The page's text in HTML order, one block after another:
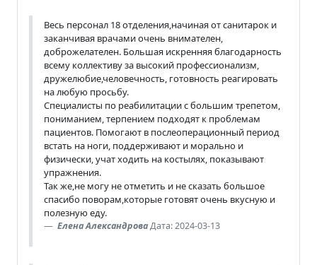
Весь персонал 18 отделения,начиная от санитарок и
заканчивая врачами очень внимателен,
доброжелателен. Большая искренняя благодарность
всему коллективу за высокий профессионализм,
дружелюбие,человечность, готовность реагировать
на любую просьбу.
Специалисты по реабилитации с большим трепетом,
пониманием, терпением подходят к проблемам
пациентов. Помогают в послеоперационный период
встать на ноги, поддерживают и морально и
физически, учат ходить на костылях, показывают
упражнения.
Так же,не могу не отметить и не сказать большое
спасибо поворам,которые готовят очень вкусную и
полезную еду.
Елена АлександроваДата: 2024-03-13